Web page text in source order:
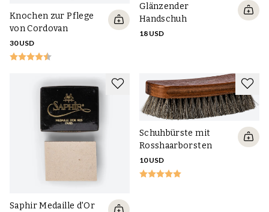
Knochen zur Pflege
von Cordovan
30 USD
Glänzender
Handschuh
18 USD
Saphir Medaille d'Or
Schuhbürste mit
Rosshaarborsten
10 USD